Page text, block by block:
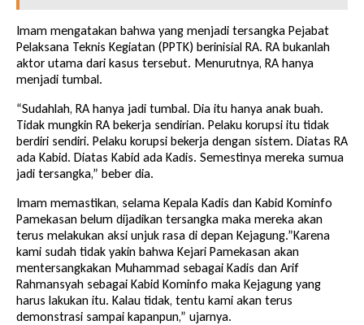
Imam mengatakan bahwa yang menjadi tersangka Pejabat
Pelaksana Teknis Kegiatan (PPTK) berinisial RA. RA bukanlah
aktor utama dari kasus tersebut. Menurutnya, RA hanya
menjadi tumbal.
“Sudahlah, RA hanya jadi tumbal. Dia itu hanya anak buah.
Tidak mungkin RA bekerja sendirian. Pelaku korupsi itu tidak
berdiri sendiri. Pelaku korupsi bekerja dengan sistem. Diatas RA
ada Kabid. Diatas Kabid ada Kadis. Semestinya mereka sumua
jadi tersangka,” beber dia.
Imam memastikan, selama Kepala Kadis dan Kabid Kominfo
Pamekasan belum dijadikan tersangka maka mereka akan
terus melakukan aksi unjuk rasa di depan Kejagung.”Karena
kami sudah tidak yakin bahwa Kejari Pamekasan akan
mentersangkakan Muhammad sebagai Kadis dan Arif
Rahmansyah sebagai Kabid Kominfo maka Kejagung yang
harus lakukan itu. Kalau tidak, tentu kami akan terus
demonstrasi sampai kapanpun,” ujarnya.